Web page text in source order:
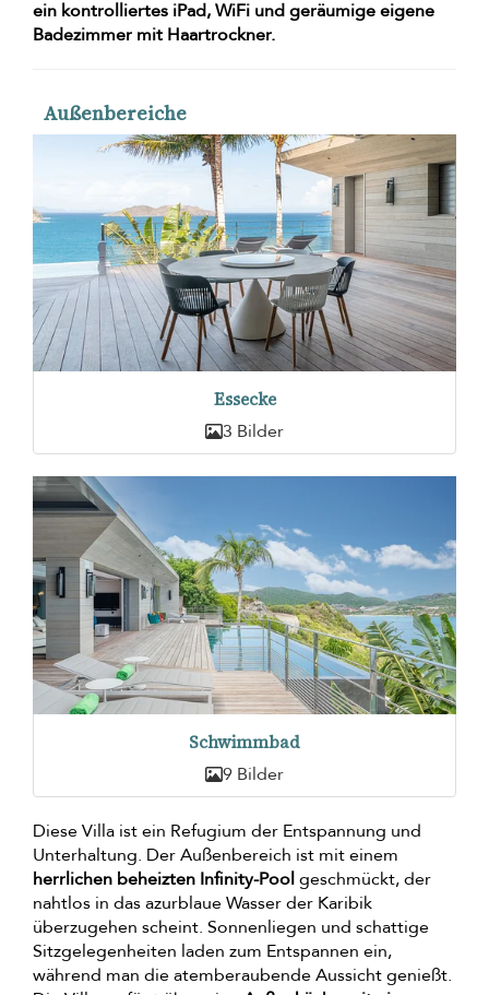
ein kontrolliertes iPad, WiFi und geräumige eigene
Badezimmer mit Haartrockner.
Außenbereiche
Essecke
3 Bilder
Schwimmbad
9 Bilder
Diese Villa ist ein Refugium der Entspannung und
Unterhaltung. Der Außenbereich ist mit einem
herrlichen beheizten Infinity-Poolgeschmückt, der
nahtlos in das azurblaue Wasser der Karibik
überzugehen scheint. Sonnenliegen und schattige
Sitzgelegenheiten laden zum Entspannen ein,
während man die atemberaubende Aussicht genießt.